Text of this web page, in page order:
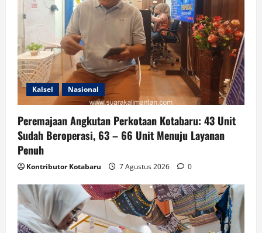
Kalsel Nasional
Peremajaan Angkutan Perkotaan Kotabaru: 43 Unit
Sudah Beroperasi, 63 – 66 Unit Menuju Layanan
Penuh
Kontributor Kotabaru 7 Agustus 2026 0